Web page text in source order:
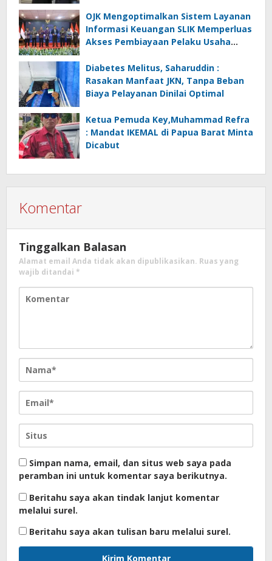
OJK Mengoptimalkan Sistem Layanan
Informasi Keuangan SLIK Memperluas
Akses Pembiayaan Pelaku Usaha
Diabetes Melitus, Saharuddin :
Rasakan Manfaat JKN, Tanpa Beban
Biaya Pelayanan Dinilai Optimal
Ketua Pemuda Key,Muhammad Refra
: Mandat IKEMAL di Papua Barat Minta
Dicabut
Komentar
Tinggalkan Balasan
Alamat email Anda tidak akan dipublikasikan. Ruas yang
wajib ditandai *
Simpan nama, email, dan situs web saya pada
peramban ini untuk komentar saya berikutnya.
Beritahu saya akan tindak lanjut komentar
melalui surel.
Beritahu saya akan tulisan baru melalui surel.